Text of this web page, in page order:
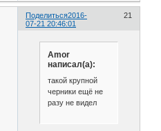
Поделиться 21
2016-
07-21 20:46:01
Amor
написал(а):
такой крупной
черники ещё не
разу не видел